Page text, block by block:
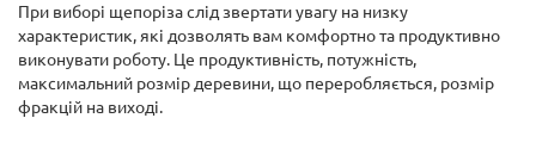
При виборі щепоріза слід звертати увагу на низку
характеристик, які дозволять вам комфортно та продуктивно
виконувати роботу. Це продуктивність, потужність,
максимальний розмір деревини, що переробляється, розмір
фракцій на виході.